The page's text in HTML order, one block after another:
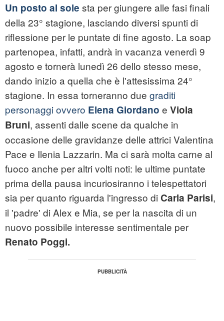
Un posto al sole sta per giungere alle fasi finali
della 23° stagione, lasciando diversi spunti di
riflessione per le puntate di fine agosto. La soap
partenopea, infatti, andrà in vacanza venerdì 9
agosto e tornerà lunedì 26 dello stesso mese,
dando inizio a quella che è l'attesissima 24°
stagione. In essa torneranno due graditi
personaggi ovvero Elena Giordano e Viola
Bruni, assenti dalle scene da qualche in
occasione delle gravidanze delle attrici Valentina
Pace e Ilenia Lazzarin. Ma ci sarà molta carne al
fuoco anche per altri volti noti: le ultime puntate
prima della pausa incuriosiranno i telespettatori
sia per quanto riguarda l'ingresso di Carla Parisi,
il 'padre' di Alex e Mia, se per la nascita di un
nuovo possibile interesse sentimentale per
Renato Poggi.